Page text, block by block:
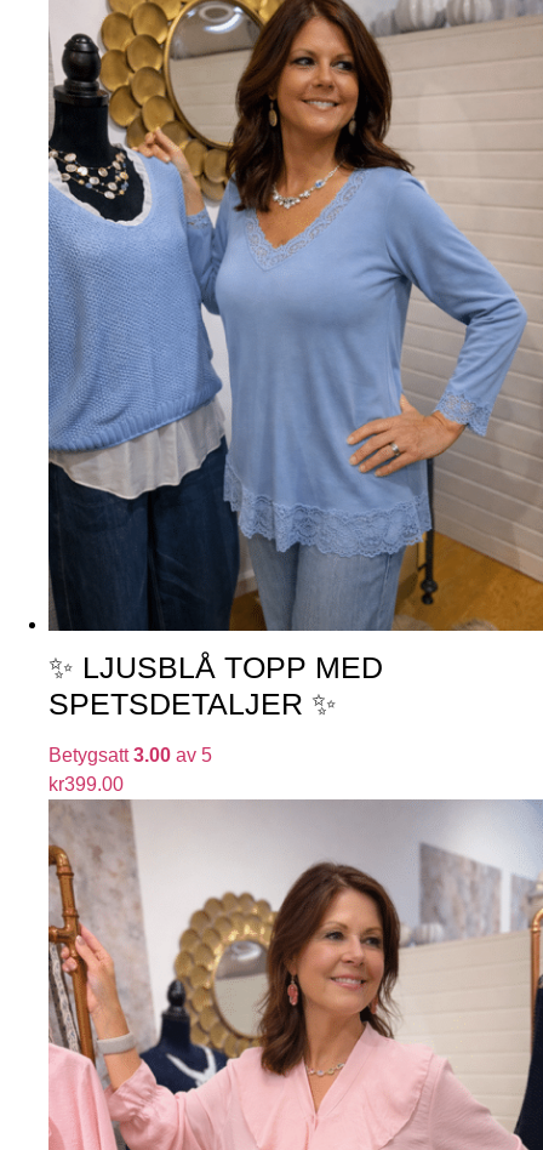
✨ LJUSBLÅ TOPP MED
SPETSDETALJER ✨
Betygsatt3.00 av 5
kr399.00